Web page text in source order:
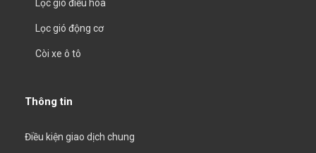
Lọc gió điều hòa
Lọc gió động cơ
Còi xe ô tô
Thông tin
Điều kiện giao dịch chung